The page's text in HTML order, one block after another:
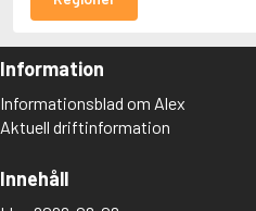
Information
Informationsblad om Alex
Aktuell driftinformation
Innehåll